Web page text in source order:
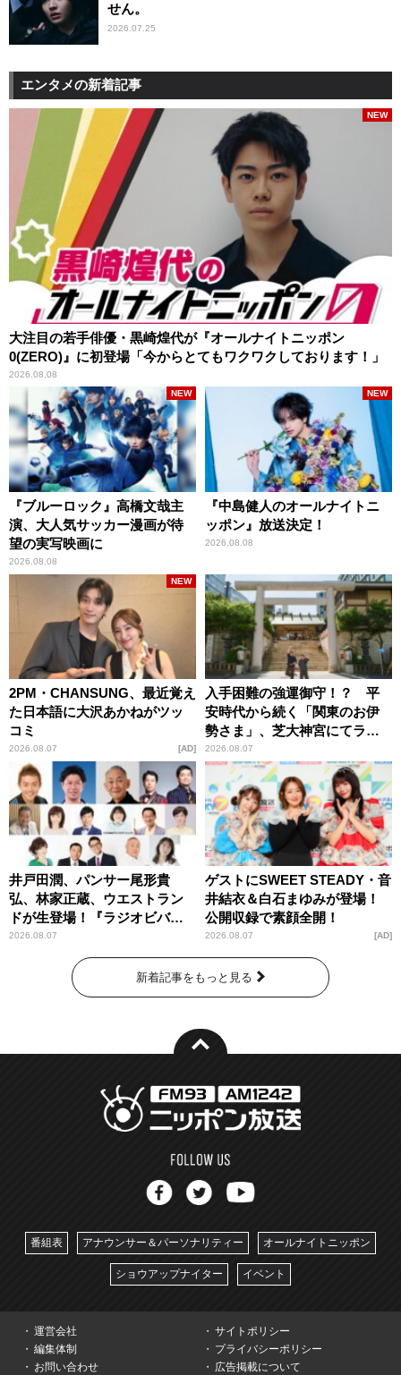
せん。
2026.07.25
エンタメの新着記事
大注目の若手俳優・黒崎煌代が『オールナイトニッポン
0(ZERO)』に初登場「今からとてもワクワクしております！」
2026.08.08
NEW
『ブルーロック』高橋文哉主
演、大人気サッカー漫画が待
望の実写映画に
2026.08.08
NEW
『中島健人のオールナイトニ
ッポン』放送決定！
2026.08.08
NEW
2PM・CHANSUNG、最近覚え
た日本語に大沢あかねがツッ
コミ
2026.08.07
NEW
AD
入手困難の強運御守！？ 平
安時代から続く「関東のお伊
勢さま」、芝大神宮にてラン
パンプスが合格祈願！
2026.08.07
井戸田潤、パンサー尾形貴
弘、林家正蔵、ウエストラン
ドが生登場！『ラジオビバリ
ー昼ズ』
2026.08.07
ゲストにSWEET STEADY・音
井結衣＆白石まゆみが登場！
公開収録で素顔全開！
2026.08.07 AD
新着記事をもっと見る
番組表 アナウンサー＆パーソナリティー オールナイトニッポン
ショウアップナイター イベント
運営会社
サイトポリシー
編集体制
プライバシーポリシー
お問い合わせ
広告掲載について